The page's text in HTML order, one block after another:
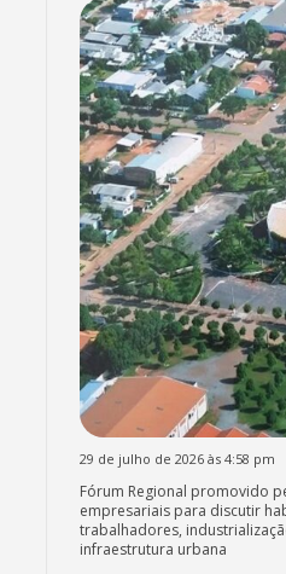
29 de julho de 2026 às 4:58 pm
Fórum Regional promovido
empresariais para discutir
trabalhadores,
infraestrutura urbana